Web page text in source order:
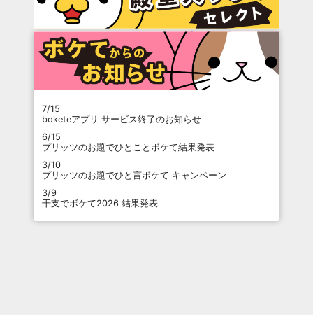
7/15
boketeアプリ サービス終了のお知らせ
6/15
プリッツのお題でひとことボケて結果発表
3/10
プリッツのお題でひと言ボケて キャンペーン
3/9
干支でボケて2026 結果発表